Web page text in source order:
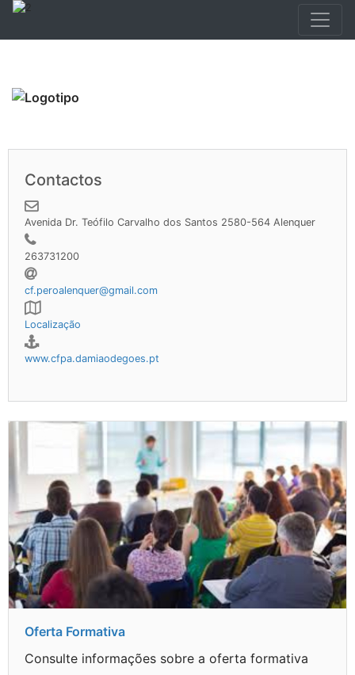
Contactos
Avenida Dr. Teófilo Carvalho dos Santos 2580-564 Alenquer
263731200
cf.peroalenquer@gmail.com
Localização
www.cfpa.damiaodegoes.pt
Oferta Formativa
Consulte informações sobre a oferta formativa